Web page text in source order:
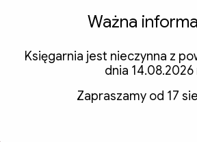
Ważna
Księgarnia jest nieczynna z
dnia 14.08.2026
Zapraszamy od 17